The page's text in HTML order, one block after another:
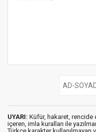
UYARI: Küfür, hakaret, rencide
içeren, imla kuralları ile